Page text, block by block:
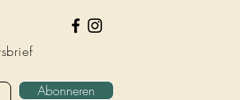
Abonneren